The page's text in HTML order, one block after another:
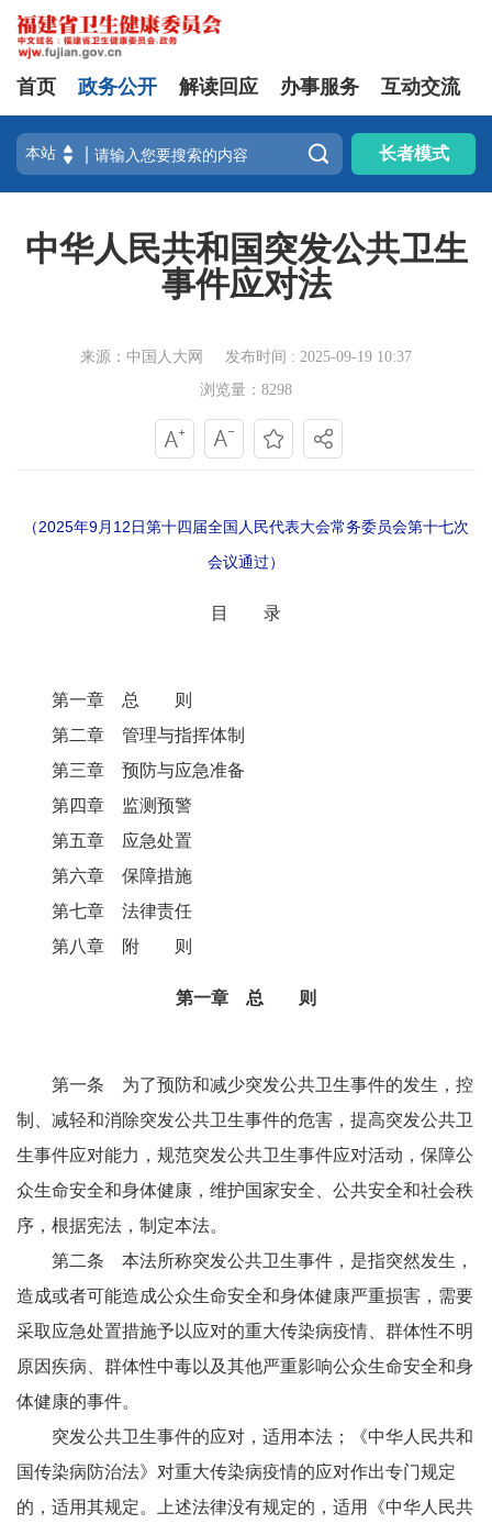
首页 政务公开 解读回应 办事服务 互动交流
 长者模式
中华人民共和国突发公共卫生
事件应对法
来源：中国人大网
发布时间 : 2025-09-19 10:37
浏览量：8298
（2025年9月12日第十四届全国人民代表大会常务委员会第十七次
会议通过）
目 录
第一章 总 则
第二章 管理与指挥体制
第三章 预防与应急准备
第四章 监测预警
第五章 应急处置
第六章 保障措施
第七章 法律责任
第八章 附 则
第一章 总 则
第一条 为了预防和减少突发公共卫生事件的发生，控
制、减轻和消除突发公共卫生事件的危害，提高突发公共卫
生事件应对能力，规范突发公共卫生事件应对活动，保障公
众生命安全和身体健康，维护国家安全、公共安全和社会秩
序，根据宪法，制定本法。
第二条 本法所称突发公共卫生事件，是指突然发生，
造成或者可能造成公众生命安全和身体健康严重损害，需要
采取应急处置措施予以应对的重大传染病疫情、群体性不明
原因疾病、群体性中毒以及其他严重影响公众生命安全和身
体健康的事件。
突发公共卫生事件的应对，适用本法；《中华人民共和
国传染病防治法》对重大传染病疫情的应对作出专门规定
的，适用其规定。上述法律没有规定的，适用《中华人民共